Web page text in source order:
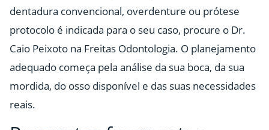
dentadura convencional, overdenture ou prótese
protocolo é indicada para o seu caso, procure o Dr.
Caio Peixoto na Freitas Odontologia. O planejamento
adequado começa pela análise da sua boca, da sua
mordida, do osso disponível e das suas necessidades
reais.